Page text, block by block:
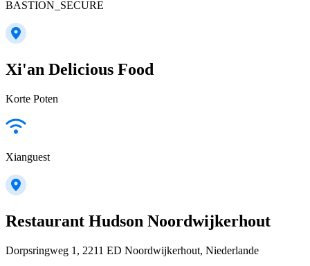
BASTION_SECURE
Xi'an Delicious Food
Korte Poten
Xianguest
Restaurant Hudson Noordwijkerhout
Dorpsringweg 1, 2211 ED Noordwijkerhout, Niederlande